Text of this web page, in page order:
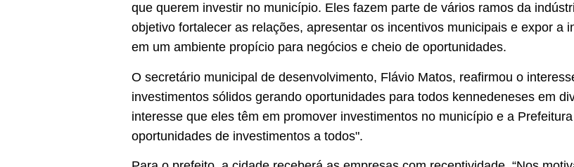
que querem investir no município. Eles fazem parte de vários ramos da
objetivo fortalecer as relações, apresentar os incentivos municipais e expor a
em um ambiente propício para negócios e cheio de oportunidades.
O secretário municipal de desenvolvimento, Flávio Matos, reafirmou o
investimentos sólidos gerando oportunidades para todos kennedeneses em
interesse que eles têm em promover investimentos no município e a
oportunidades de investimentos a todos".